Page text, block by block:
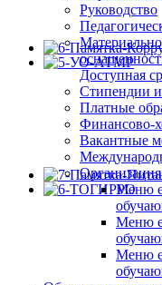
Руководство
Доступная
Стипендии
Платные
Финансово-
Вакантные
Меню
Меню
Меню